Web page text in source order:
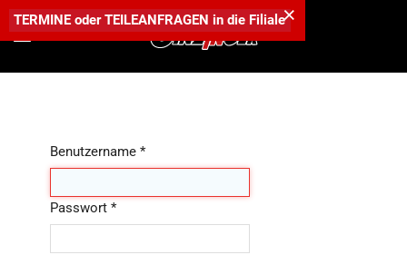
Benutzername *
Passwort *
×
TERMINE oderTEILEANFRAGEN in die Filiale